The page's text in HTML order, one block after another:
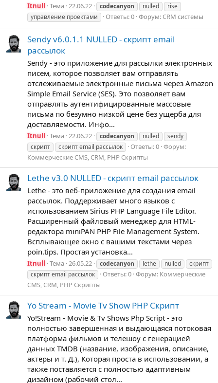
Itnull Тема 22.06.22 codecanyon nulled
rise
управление проектами
Ответы: 0 Форум: CRM системы
Sendy v6.0.1.1 NULLED - скрипт email
рассылок
Sendy - это приложение для рассылки электронных
писем, которое позволяет вам отправлять
отслеживаемые электронные письма через Amazon
Simple Email Service (SES). Это позволяет вам
отправлять аутентифицированные массовые
письма по безумно низкой цене без ущерба для
доставляемости. Инфо...
Itnull Тема 22.06.22 codecanyon nulled
sendy
скрипт
скрипт email рассылок Ответы: 0 Форум:
Коммерческие CMS, CRM, PHP Скрипты
Lethe v3.0 NULLED - скрипт email рассылок
Lethe - это веб-приложение для создания email
рассылок. Поддерживает много языков с
использованием Sirius PHP Language File Editor.
Расширенный файловый менеджер для HTML-
редактора miniPAN PHP File Management System.
Всплывающее окно с вашими текстами через
poin.tips. Простая установка...
Itnull Тема 26.05.22 codecanyon lethe nulled
скрипт
скрипт email рассылок
Ответы: 0 Форум: Коммерческие
CMS, CRM, PHP Скрипты
Yo Stream - Movie Tv Show PHP Скрипт
Yo!Stream - Movie & Tv Shows Php Script - это
полностью завершенная и выдающаяся потоковая
платформа фильмов и телешоу с генерацией
данных TMDB (название, изображения, описание,
актеры и т. Д.), Которая проста в использовании, а
также поставляется с полностью адаптивным
дизайном (рабочий стол...